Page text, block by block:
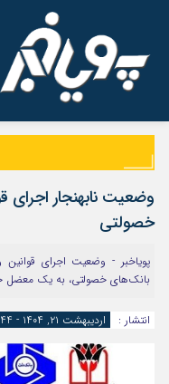
اینستاگرام
سروش
آپارات
نام کاربری یا نشانی ایمیل
رمز عبور
مرا به خاطر بسپار
وضعیت نابهنجار اجرای
خصولتی
پویاخبر - وضعیت اجرای
بانک‌های خصولتی، به یک
انتشار : اردیبهشت ۲۱, ۱۴۰۴ - 12:44